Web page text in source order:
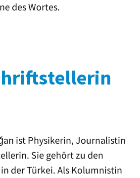
des Wortes.
ist Physikerin, Journalistin
Sie gehört zu den
der Türkei. Als Kolumnistin